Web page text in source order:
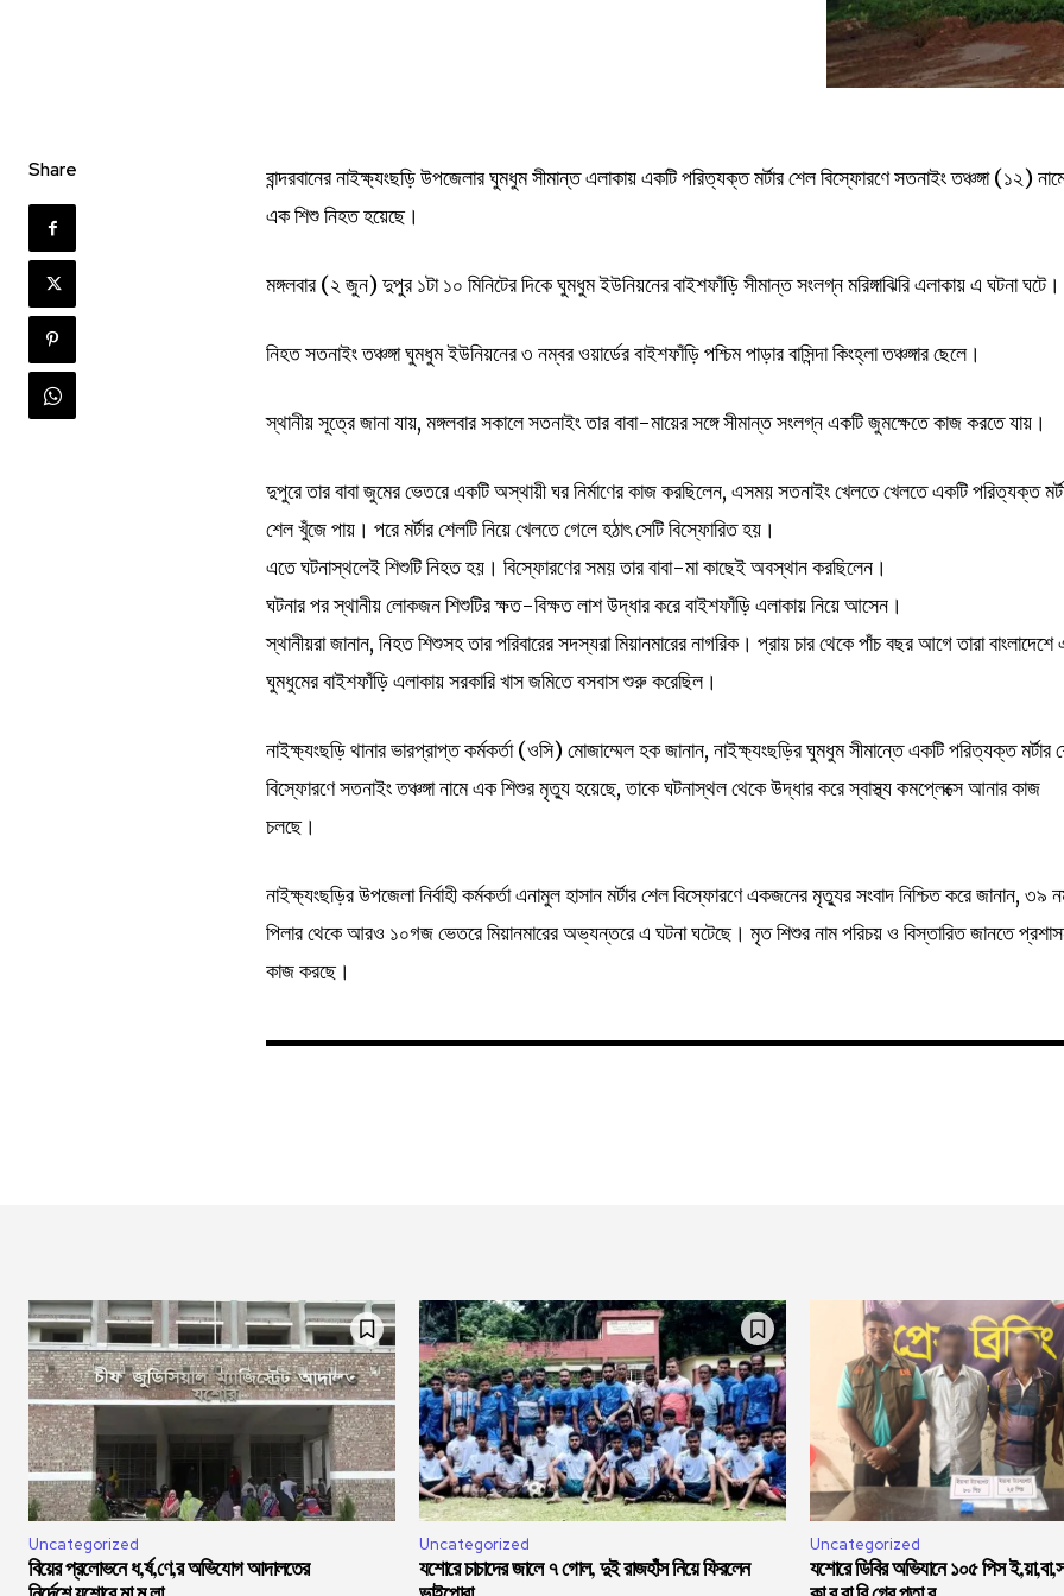
Share
বান্দরবানের নাইক্ষ্যংছড়ি উপজেলার ঘুমধুম সীমান্ত এলাকায় একটি পরিত্যক্ত মর্টার শেল বিস্ফোরণে সতনাইং তঞ্চঙ্গা (১২)
এক শিশু নিহত হয়েছে।
মঙ্গলবার (২ জুন) দুপুর ১টা ১০ মিনিটের দিকে ঘুমধুম ইউনিয়নের বাইশফাঁড়ি সীমান্ত সংলগ্ন মরিঙ্গাঝিরি এলাকায় এ ঘটনা ঘটে।
নিহত সতনাইং তঞ্চঙ্গা ঘুমধুম ইউনিয়নের ৩ নম্বর ওয়ার্ডের বাইশফাঁড়ি পশ্চিম পাড়ার বাসিন্দা কিংহ্লা তঞ্চঙ্গার ছেলে।
স্থানীয় সূত্রে জানা যায়, মঙ্গলবার সকালে সতনাইং তার বাবা-মায়ের সঙ্গে সীমান্ত সংলগ্ন একটি জুমক্ষেতে কাজ করতে যায়।
দুপুরে তার বাবা জুমের ভেতরে একটি অস্থায়ী ঘর নির্মাণের কাজ করছিলেন, এসময় সতনাইং খেলতে খেলতে একটি পরিত্যক্ত
শেল খুঁজে পায়। পরে মর্টার শেলটি নিয়ে খেলতে গেলে হঠাৎ সেটি বিস্ফোরিত হয়।
এতে ঘটনাস্থলেই শিশুটি নিহত হয়। বিস্ফোরণের সময় তার বাবা-মা কাছেই অবস্থান করছিলেন।
ঘটনার পর স্থানীয় লোকজন শিশুটির ক্ষত-বিক্ষত লাশ উদ্ধার করে বাইশফাঁড়ি এলাকায় নিয়ে আসেন।
স্থানীয়রা জানান, নিহত শিশুসহ তার পরিবারের সদস্যরা মিয়ানমারের নাগরিক। প্রায় চার থেকে পাঁচ বছর আগে তারা বাংলাদেশে
ঘুমধুমের বাইশফাঁড়ি এলাকায় সরকারি খাস জমিতে বসবাস শুরু করেছিল।
নাইক্ষ্যংছড়ি থানার ভারপ্রাপ্ত কর্মকর্তা (ওসি) মোজাম্মেল হক জানান, নাইক্ষ্যংছড়ির ঘুমধুম সীমান্তে একটি পরিত্যক্ত মর্টার
বিস্ফোরণে সতনাইং তঞ্চঙ্গা নামে এক শিশুর মৃত্যু হয়েছে, তাকে ঘটনাস্থল থেকে উদ্ধার করে স্বাস্থ্য কমপ্লেক্সে আনার কাজ
চলছে।
নাইক্ষ্যংছড়ির উপজেলা নির্বাহী কর্মকর্তা এনামুল হাসান মর্টার শেল বিস্ফোরণে একজনের মৃত্যুর সংবাদ নিশ্চিত করে জানান, ৩৯
পিলার থেকে আরও ১০গজ ভেতরে মিয়ানমারের অভ্যন্তরে এ ঘটনা ঘটেছে। মৃত শিশুর নাম পরিচয় ও বিস্তারিত জানতে
কাজ করছে।
Uncategorized
বিয়ের প্রলোভনে ধ,র্ষ,ণে,র অভিযোগ আদালতের
Uncategorized
যশোরে চাচাদের জালে ৭ গোল, দুই রাজহাঁস নিয়ে ফিরলেন
Uncategorized
যশোরে ডিবির অভিযানে ১০৫ পিস